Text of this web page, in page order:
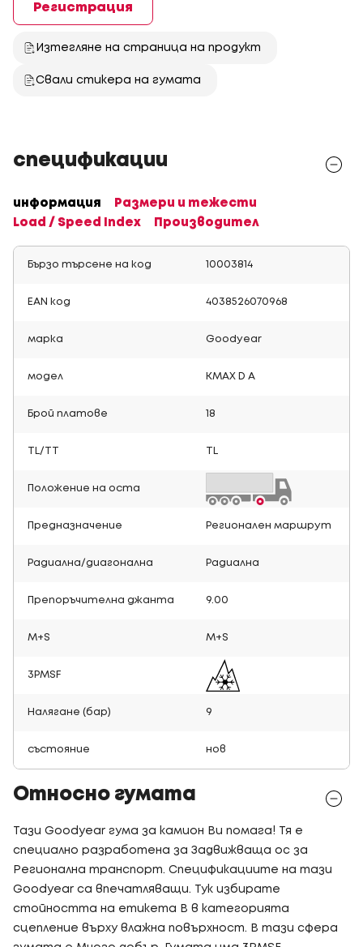
Регистрация
Изтегляне на страница на продукт
Свали стикера на гумата
спецификации
информация
Размери и тежести
Load / Speed Index
Производител
Бързо търсене на код 10003814
EAN код 4038526070968
марка Goodyear
модел KMAX D A
Брой платове 18
TL/TT
Положение на оста
Предназначение Регионален маршрут
Радиална/диагонална Радиална
Препоръчителна джанта 9.00
M+S M+S
3PMSF
Налягане (бар) 9
състояние нов
Относно гумата
Тази Goodyear гума за камион Ви помага! Тя е
специално разработена за Задвижваща ос за
Регионална транспорт. Спецификациите на тази
Goodyear са впечатляващи. Тук избирате
стойността на етикета B в категорията
сцепление върху влажна повърхност. В тази сфера